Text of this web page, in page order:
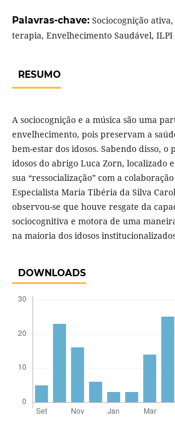
Palavras-chave: Sociocognição
terapia, Envelhecimento Saudável, ILPI
RESUMO
A sociocognição e a música são uma
envelhecimento, pois preservam a
bem-estar dos idosos. Sabendo disso, o
idosos do abrigo Luca Zorn, localizado
sua “ressocialização” com a
Especialista Maria Tibéria da Silva
observou-se que houve resgate da
sociocognitiva e motora de uma
na maioria dos idosos
DOWNLOADS